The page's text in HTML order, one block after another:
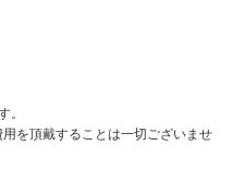
。
を頂戴することは一切ございませ